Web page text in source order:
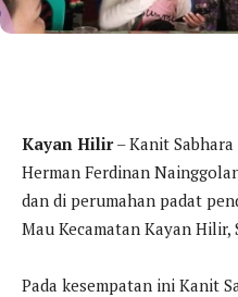
Kayan Hilir– Kanit
Herman Ferdinan
dan di perumahan padat
Mau Kecamatan Kayan Hilir,
Pada kesempatan ini Kanit